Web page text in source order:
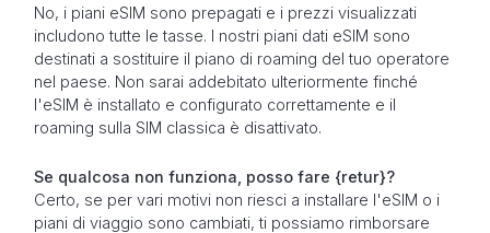
No, i piani eSIM sono prepagati e i prezzi visualizzati
includono tutte le tasse. I nostri piani dati eSIM sono
destinati a sostituire il piano di roaming del tuo operatore
nel paese. Non sarai addebitato ulteriormente finché
l'eSIM è installato e configurato correttamente e il
roaming sulla SIM classica è disattivato.
Se qualcosa non funziona, posso fare {retur}?
Certo, se per vari motivi non riesci a installare l'eSIM o i
piani di viaggio sono cambiati, ti possiamo rimborsare